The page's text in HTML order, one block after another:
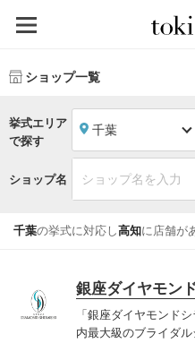
ショップ一覧
挙式エリア
で探す
千葉
ショップ名
千葉の挙式に対応し高知に店舗が
銀座ダイヤモン
「銀座ダイヤモンド
内最大級のブライダ